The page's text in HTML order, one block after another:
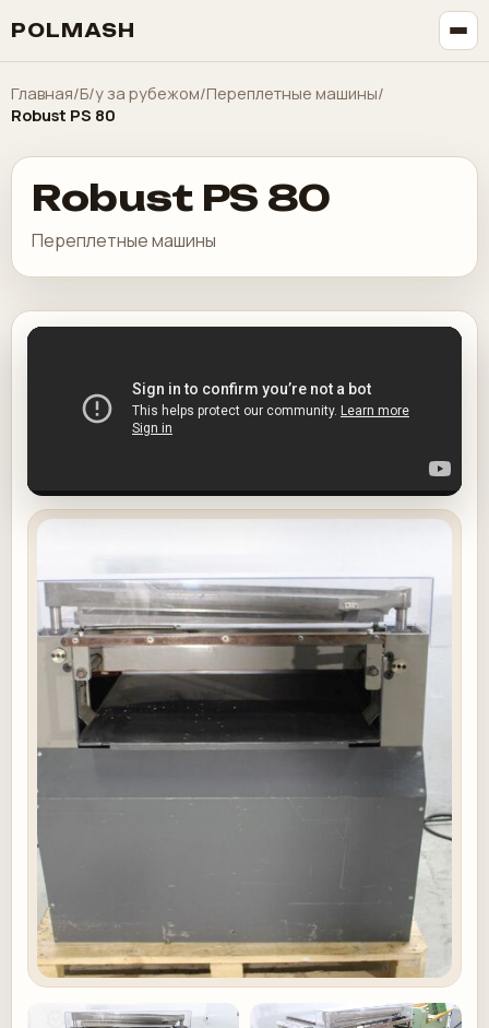
POLMASH
Главная/Б/у за рубежом/Переплетные машины/
Robust PS 80
Robust PS 80
Переплетные машины